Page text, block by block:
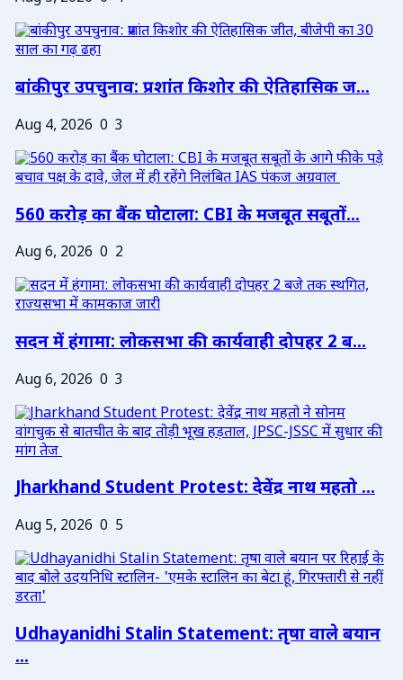
बांकीपुर उपचुनाव: प्रशांत किशोर की ऐतिहासिक ज...
Aug 4, 2026 0 3
560 करोड़ का बैंक घोटाला: CBI के मजबूत सबूतों...
Aug 6, 2026 0 2
सदन में हंगामा: लोकसभा की कार्यवाही दोपहर 2 ब...
Aug 6, 2026 0 3
Jharkhand Student Protest: देवेंद्र नाथ महतो ...
Aug 5, 2026 0 5
Udhayanidhi Stalin Statement: तृषा वाले बयान
...